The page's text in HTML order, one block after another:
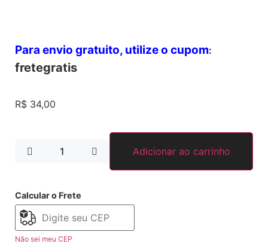
Para envio gratuito, utilize o cupom:
fretegratis
R$ 34,00
Adicionar ao carrinho
Calcular o Frete
Não sei meu CEP